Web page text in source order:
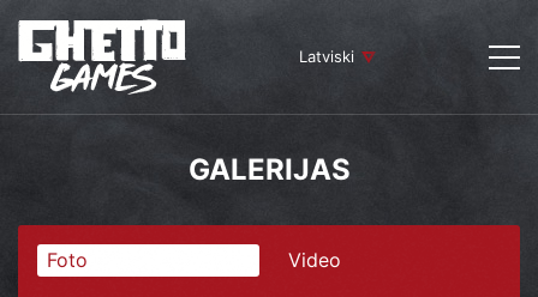
Latviski
GALERIJAS
Foto Video